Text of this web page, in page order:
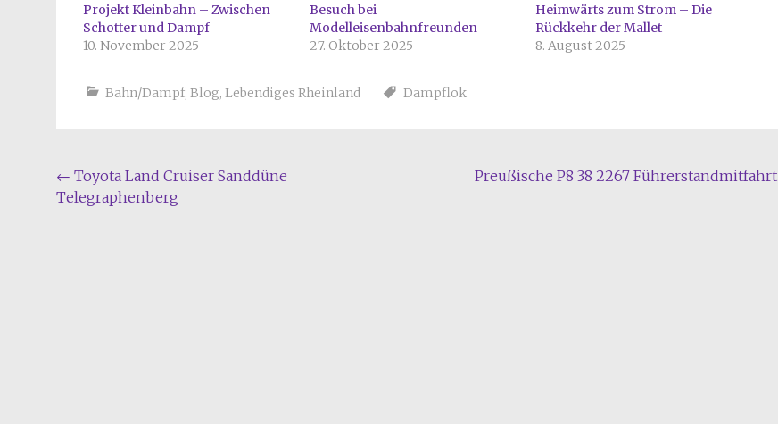
Projekt Kleinbahn – Zwischen
Schotter und Dampf
10. November 2025
Besuch bei
Modelleisenbahnfreunden
27. Oktober 2025
Heimwärts zum Strom – Die
Rückkehr der Mallet
8. August 2025
Bahn/Dampf, Blog, Lebendiges Rheinland Dampflok
Beitragsnavigation
← Toyota Land Cruiser Sanddüne
Telegraphenberg
Preußische P8 38 2267 Führerstandmitfahrt